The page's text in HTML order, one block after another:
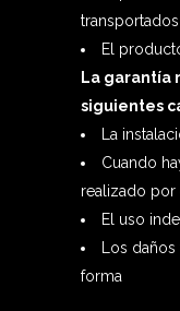
transportados
El
La garantía
siguientes
La
Cuando
realizado
El uso
Los
forma